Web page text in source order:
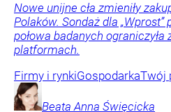
Nowe unijne cła zmieniły
Polaków. Sondaż dla
połowa badanych
platformach.
Firmy i rynkiGospodarkaTwój
Beata Anna Święcicka